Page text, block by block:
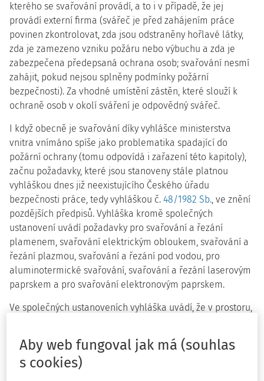
kterého se svařování provádí, a to i v případě, že jej
provádí externí firma (svářeč je před zahájením práce
povinen zkontrolovat, zda jsou odstraněny hořlavé látky,
zda je zamezeno vzniku požáru nebo výbuchu a zda je
zabezpečena předepsaná ochrana osob; svařování nesmí
zahájit, pokud nejsou splněny podmínky požární
bezpečnosti). Za vhodné umístění zástěn, které slouží k
ochraně osob v okolí sváření je odpovědný svářeč.
I když obecně je svařování díky vyhlášce ministerstva
vnitra vnímáno spíše jako problematika spadající do
požární ochrany (tomu odpovídá i zařazení této kapitoly),
začnu požadavky, které jsou stanoveny stále platnou
vyhláškou dnes již neexistujícího Českého úřadu
bezpečnosti práce, tedy vyhláškou č. 48/1982 Sb., ve znění
pozdějších předpisů. Vyhláška kromě společných
ustanovení uvádí požadavky pro svařování a řezání
plamenem, svařování elektrickým obloukem, svařování a
řezání plazmou, svařování a řezání pod vodou, pro
aluminotermické svařování, svařování a řezání laserovým
paprskem a pro svařování elektronovým paprskem.
Ve společných ustanoveních vyhláška uvádí, že v prostoru,
v množství nepříznivě ovlivňujícím bezpečnost při práci.
Pokud by mohla vzniknout provozní nehoda, nebo pokud
by hrozilo nebezpečí otravy nebo zadušení při
Aby web fungoval jak má (souhlas
s cookies)